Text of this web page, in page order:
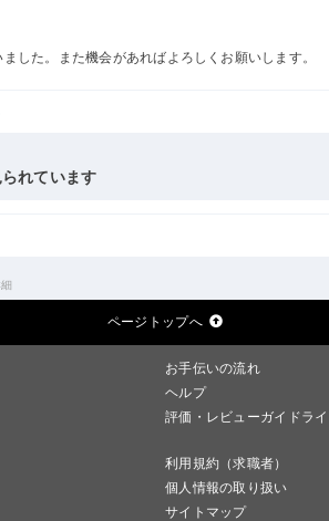
した。また機会があればよろしくお願いします。
れています
ページトップへ
お手伝いの流れ
ヘルプ
評価・レビューガイドラ
利用規約（求職者）
個人情報の取り扱い
サイトマップ